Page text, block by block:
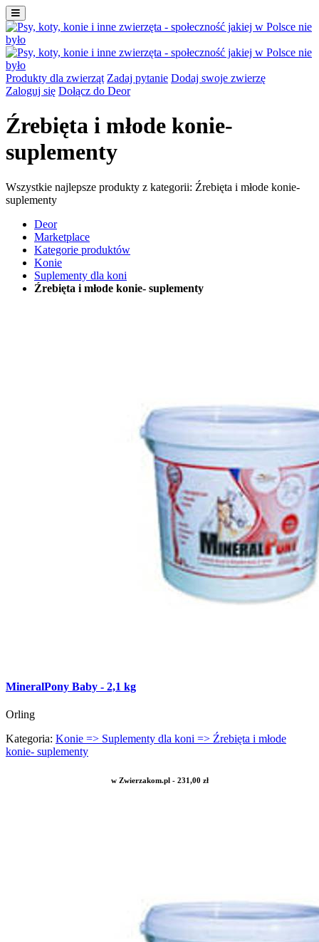
Produkty dla zwierząt Zadaj pytanie Dodaj swoje zwierzę
Zaloguj się Dołącz do Deor
Źrebięta i młode konie-
suplementy
Wszystkie najlepsze produkty z kategorii: Źrebięta i młode konie-
suplementy
Deor
Marketplace
Kategorie produktów
Konie
Suplementy dla koni
Źrebięta i młode konie- suplementy
MineralPony Baby - 2,1 kg
Orling
Kategoria: Konie => Suplementy dla koni => Źrebięta i młode
konie- suplementy
w Zwierzakom.pl - 231,00 zł